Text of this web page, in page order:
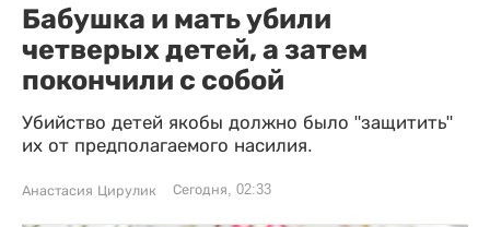
Бабушка и мать убили
четверых детей, а затем
покончили с собой
Убийство детей якобы должно было "защитить"
их от предполагаемого насилия.
Анастасия Цирулик Сегодня, 02:33